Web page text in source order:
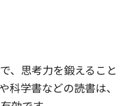
、思考力を鍛えること
科学書などの読書は、